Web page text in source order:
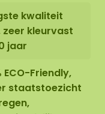
verkrijgbaar in
cm. Hierdoor
van +/- 14 kg
kwaliteit
zeer kleurvast
jaar
ECO-Friendly,
staatstoezicht